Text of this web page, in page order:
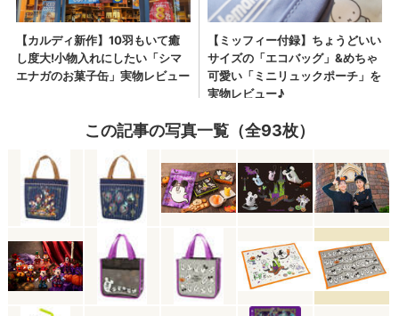
この記事の写真一覧（全93枚）